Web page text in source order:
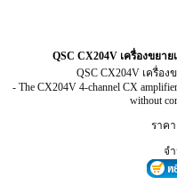
QSC CX204V เครื่องขยาย
QSC CX204V เครื่อง
- The CX204V 4-channel CX
without
ราคา
จ